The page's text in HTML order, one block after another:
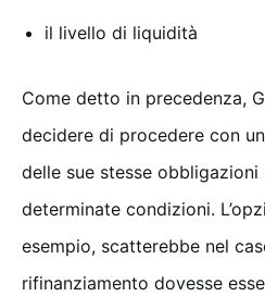
il livello di liquidità
Come detto in precedenza,
decidere di procedere con
delle sue stesse
determinate condizioni.
esempio, scatterebbe nel
rifinanziamento dovesse